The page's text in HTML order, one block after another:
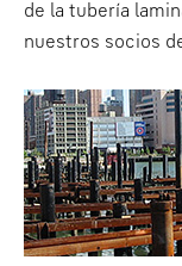
de la tubería
nuestros socios